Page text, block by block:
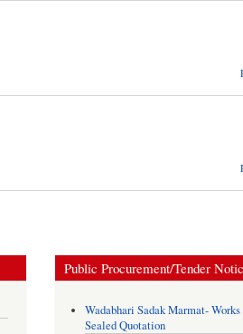
Public Procurement/Tender
Wadabhari Sadak Marmat- Works
Sealed Quotation